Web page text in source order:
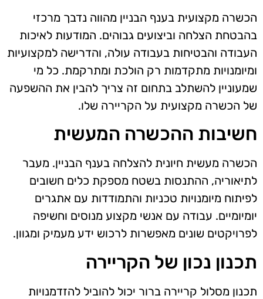
הכשרה מקצועית בענף הבניין מהווה נדבך מרכזי
בהבטחת הצלחה וביצועים גבוהים. המודעות לאיכות
העבודה והבטיחות בעבודה עולה, והדרישה למקצועיות
ומיומנויות מתקדמות רק הולכת ומתרקמת. כל מי
שמעוניין להשתלב בתחום זה צריך להבין את ההשפעה
של הכשרה מקצועית על הקריירה שלו.
חשיבות ההכשרה המעשית
הכשרה מעשית חיונית להצלחה בענף הבניין. מעבר
לתיאוריה, ההתנסות בשטח מספקת כלים חשובים
לפיתוח מיומנויות טכניות והתמודדות עם אתגרים
יומיומיים. עבודה עם אנשי מקצוע מנוסים וחשיפה
לפרויקטים שונים מאפשרות לרכוש ידע מעמיק ומגוון.
תכנון נכון של הקריירה
תכנון מסלול קריירה ברור יכול להוביל להזדמנויות